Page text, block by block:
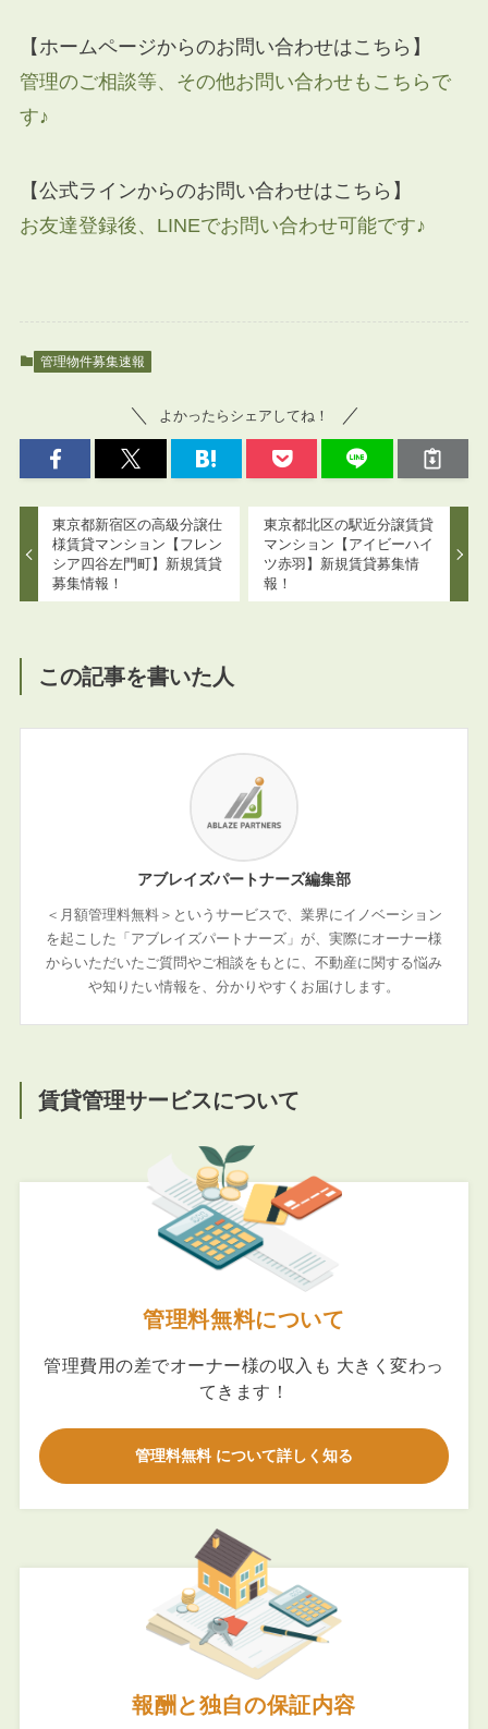
【ホームページからのお問い合わせはこちら】
管理のご相談等、その他お問い合わせもこちらで
す♪
【公式ラインからのお問い合わせはこちら】
お友達登録後、LINEでお問い合わせ可能です♪
管理物件募集速報
よかったらシェアしてね！
東京都新宿区の高級分譲仕
様賃貸マンション【フレン
シア四谷左門町】新規賃貸
募集情報！
東京都北区の駅近分譲賃貸
マンション【アイビーハイ
ツ赤羽】新規賃貸募集情
報！
この記事を書いた人
アブレイズパートナーズ編集部
＜月額管理料無料＞というサービスで、業界にイノベーション
を起こした「アブレイズパートナーズ」が、実際にオーナー様
からいただいたご質問やご相談をもとに、不動産に関する悩み
や知りたい情報を、分かりやすくお届けします。
賃貸管理サービスについて
管理料無料について
管理費用の差でオーナー様の収入も 大きく変わっ
てきます！
管理料無料 について詳しく知る
報酬と独自の保証内容